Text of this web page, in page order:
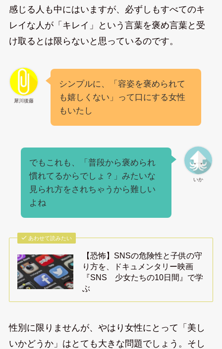
感じる人も中にはいますが、必ずしもすべてのキ
レイな人が「キレイ」という言葉を褒め言葉と受
け取るとは限らないと思っているのです。
犀川後藤
シンプルに、「容姿を褒められて
も嬉しくない」って口にする女性
もいたし
いか
でもこれも、「普段から褒められ
慣れてるからでしょ？」みたいな
見られ方をされちゃうから難しい
よね
あわせて読みたい
【恐怖】SNSの危険性と子供の守
り方を、ドキュメンタリー映画
『SNS 少女たちの10日間』で学
ぶ
性別に限りませんが、やはり女性にとって「美し
いかどうか」はとても大きな問題でしょう。そし